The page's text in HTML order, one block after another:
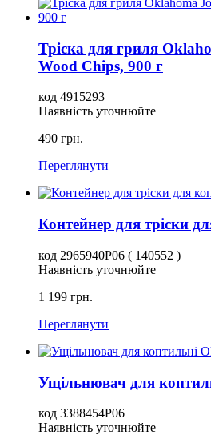
Тріска для гриля
Wood Chips, 900 г
код 4915293
Наявність уточнюйте
490 грн.
Переглянути
Контейнер для тріски
код 2965940P06 ( 140552 )
Наявність уточнюйте
1 199 грн.
Переглянути
Ущільнювач для
код 3388454P06
Наявність уточнюйте